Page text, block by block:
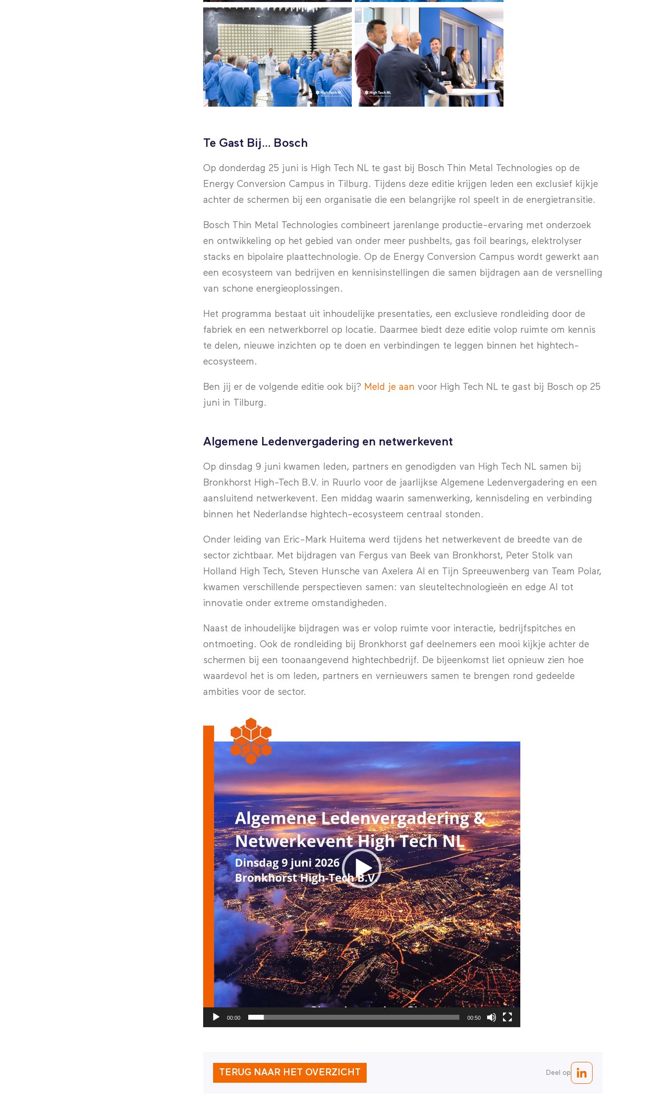
Te Gast Bij… Bosch
Op donderdag 25 juni is High Tech NL te gast bij Bosch Thin Metal Technologies op de
Energy Conversion Campus in Tilburg. Tijdens deze editie krijgen leden een exclusief kijkje
achter de schermen bij een organisatie die een belangrijke rol speelt in de energietransitie.
Bosch Thin Metal Technologies combineert jarenlange productie-ervaring met onderzoek
en ontwikkeling op het gebied van onder meer pushbelts, gas foil bearings, elektrolyser
stacks en bipolaire plaattechnologie. Op de Energy Conversion Campus wordt gewerkt aan
een ecosysteem van bedrijven en kennisinstellingen die samen bijdragen aan de versnelling
van schone energieoplossingen.
Het programma bestaat uit inhoudelijke presentaties, een exclusieve rondleiding door de
fabriek en een netwerkborrel op locatie. Daarmee biedt deze editie volop ruimte om kennis
te delen, nieuwe inzichten op te doen en verbindingen te leggen binnen het hightech-
ecosysteem.
Ben jij er de volgende editie ook bij? Meld je aan voor High Tech NL te gast bij Bosch op 25
juni in Tilburg.
Algemene Ledenvergadering en netwerkevent
Op dinsdag 9 juni kwamen leden, partners en genodigden van High Tech NL samen bij
Bronkhorst High-Tech B.V. in Ruurlo voor de jaarlijkse Algemene Ledenvergadering en een
aansluitend netwerkevent. Een middag waarin samenwerking, kennisdeling en verbinding
binnen het Nederlandse hightech-ecosysteem centraal stonden.
Onder leiding van Eric-Mark Huitema werd tijdens het netwerkevent de breedte van de
sector zichtbaar. Met bijdragen van Fergus van Beek van Bronkhorst, Peter Stolk van
Holland High Tech, Steven Hunsche van Axelera AI en Tijn Spreeuwenberg van Team Polar,
kwamen verschillende perspectieven samen: van sleuteltechnologieën en edge AI tot
innovatie onder extreme omstandigheden.
Naast de inhoudelijke bijdragen was er volop ruimte voor interactie, bedrijfspitches en
ontmoeting. Ook de rondleiding bij Bronkhorst gaf deelnemers een mooi kijkje achter de
schermen bij een toonaangevend hightechbedrijf. De bijeenkomst liet opnieuw zien hoe
waardevol het is om leden, partners en vernieuwers samen te brengen rond gedeelde
ambities voor de sector.
Videospeler
00:00 00:50
TERUG NAAR HET OVERZICHT Deel op